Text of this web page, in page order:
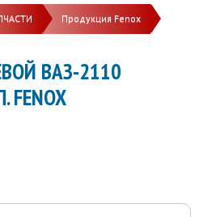
Продукция Fenox
ВАЗ-2110